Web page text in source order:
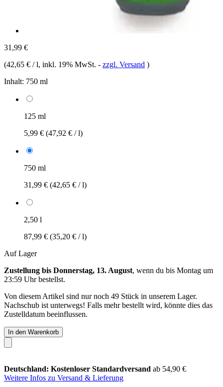
31,99 €
(42,65 € / l, inkl. 19% MwSt. - zzgl. Versand )
Inhalt: 750 ml
125 ml
5,99 € (47,92 € / l)
750 ml
31,99 € (42,65 € / l)
2,50 l
87,99 € (35,20 € / l)
Auf Lager
Zustellung bis Donnerstag, 13. August, wenn du bis Montag um
23:59 Uhrbestellst.
Von diesem Artikel sind nur noch 49 Stück in unserem Lager.
Nachschub ist unterwegs! Falls mehr bestellt wird, könnte dies das
Zustelldatum beeinflussen.
In den Warenkorb
Deutschland: Kostenloser Standardversand ab 54,90 €
Weitere Infos zu Versand & Lieferung